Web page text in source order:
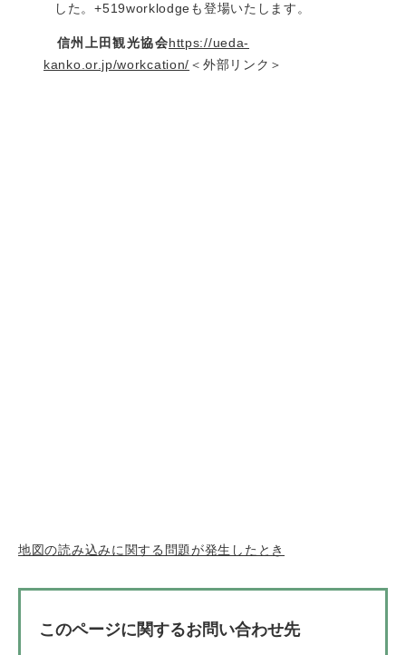
した。+519worklodgeも登場いたします。
信州上田観光協会https://ueda-
kanko.or.jp/workcation/ ＜外部リンク＞
地図の読み込みに関する問題が発生したとき
このページに関するお問い合わせ先